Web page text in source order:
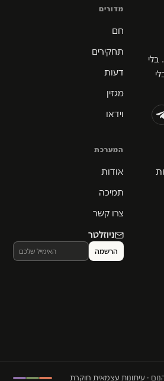
מדורים
חם
תחקירים
דעות
מגזין
וידאו
המערכת
אודות
תמיכה
צרו קשר
ניוזלטר